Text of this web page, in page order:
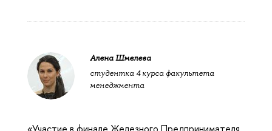
Алена Шмелева
студентка 4 курса факультета
менеджмента
«Участие в финале Железного Предпринимателя